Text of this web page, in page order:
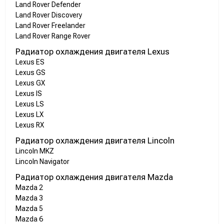
Land Rover Defender
Land Rover Discovery
Land Rover Freelander
Land Rover Range Rover
Радиатор охлаждения двигателя Lexus
Lexus ES
Lexus GS
Lexus GX
Lexus IS
Lexus LS
Lexus LX
Lexus RX
Радиатор охлаждения двигателя Lincoln
Lincoln MKZ
Lincoln Navigator
Радиатор охлаждения двигателя Mazda
Mazda 2
Mazda 3
Mazda 5
Mazda 6